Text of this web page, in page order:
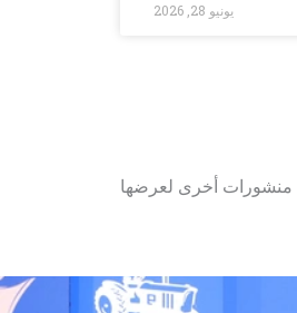
يونيو 28, 2026
منشورات أخرى لعرضها